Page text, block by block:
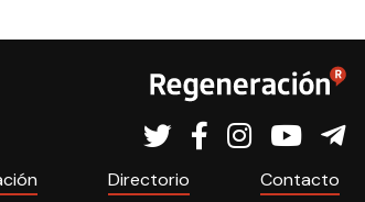
Directorio Contacto